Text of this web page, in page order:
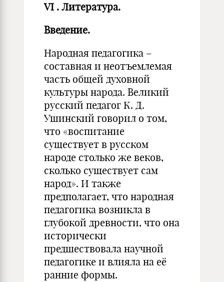
VI . Литература.
Введение.
Народная педагогика –
составная и неотъемлемая
часть общей духовной
культуры народа. Великий
русский педагог К. Д.
Ушинский говорил о том,
что «воспитание
существует в русском
народе столько же веков,
сколько существует сам
народ». И также
предполагает, что народная
педагогика возникла в
глубокой древности, что она
исторически
предшествовала научной
педагогике и влияла на её
ранние формы.